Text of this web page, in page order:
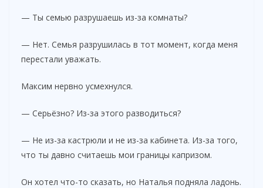
— Ты семью разрушаешь из-за комнаты?
— Нет. Семья разрушилась в тот момент, когда меня
перестали уважать.
Максим нервно усмехнулся.
— Серьёзно? Из-за этого разводиться?
— Не из-за кастрюли и не из-за кабинета. Из-за того,
что ты давно считаешь мои границы капризом.
Он хотел что-то сказать, но Наталья подняла ладонь.